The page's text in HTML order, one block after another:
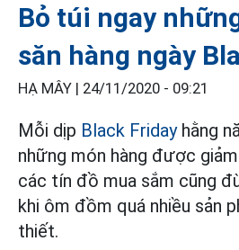
Bỏ túi ngay
săn hàng ngày
HẠ MÂY | 24/11/2020 - 09:21
Mỗi dịp Black Fridayhằng
những món hàng được
các tín đồ mua sắm cũng
khi ôm đồm quá nhiều sản
thiết.